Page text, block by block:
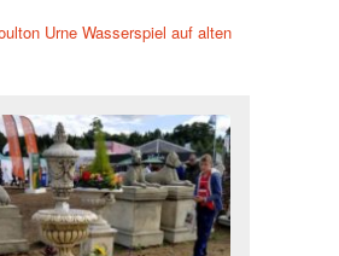
Urne Wasserspiel auf alten